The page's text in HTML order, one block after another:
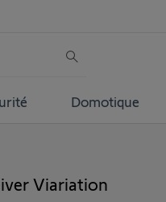
Domotique
Viariation